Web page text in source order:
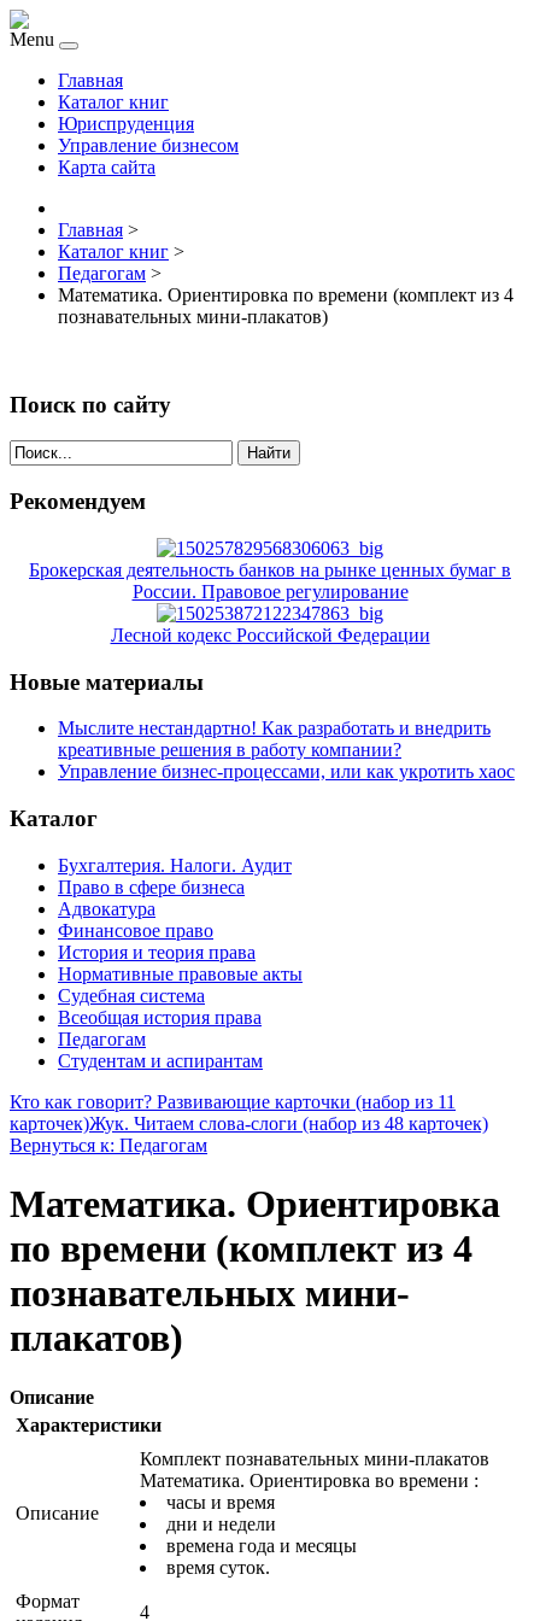
Menu
Главная
Каталог книг
Юриспруденция
Управление бизнесом
Карта сайта
Главная >
Каталог книг >
Педагогам >
Математика. Ориентировка по времени (комплект из 4
познавательных мини-плакатов)
Поиск по сайту
Найти
Рекомендуем
Брокерская деятельность банков на рынке ценных бумаг в
России. Правовое регулирование
Лесной кодекс Российской Федерации
Новые материалы
Мыслите нестандартно! Как разработать и внедрить
креативные решения в работу компании?
Управление бизнес-процессами, или как укротить хаос
Каталог
Бухгалтерия. Налоги. Аудит
Право в сфере бизнеса
Адвокатура
Финансовое право
История и теория права
Нормативные правовые акты
Судебная система
Всеобщая история права
Педагогам
Студентам и аспирантам
Кто как говорит? Развивающие карточки (набор из 11
карточек)Жук. Читаем слова-слоги (набор из 48 карточек)
Вернуться к: Педагогам
Математика. Ориентировка
по времени (комплект из 4
познавательных мини-
плакатов)
Описание
Характеристики
Описание
Комплект познавательных мини-плакатов
Математика. Ориентировка во времени :
часы и время
дни и недели
времена года и месяцы
время суток.
Формат
4